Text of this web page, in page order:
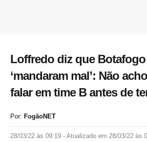
Loffredo diz que Botafogo
‘mandaram mal’: Não
falar em time B antes de
Por: FogãoNET
28/03/22 às 09:19 - Atualizado em 28/03/22 às